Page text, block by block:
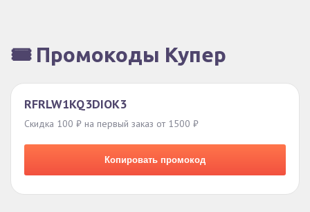
🎟️ Промокоды Купер
RFRLW1KQ3DIOK3
Скидка 100 ₽ на первый заказ от 1500 ₽
Копировать промокод